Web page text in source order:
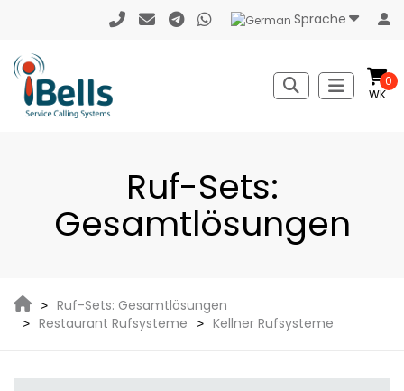
Sprache
WK
0
Ruf-Sets:
Gesamtlösungen
Ruf-Sets: Gesamtlösungen
Restaurant Rufsysteme
Kellner Rufsysteme